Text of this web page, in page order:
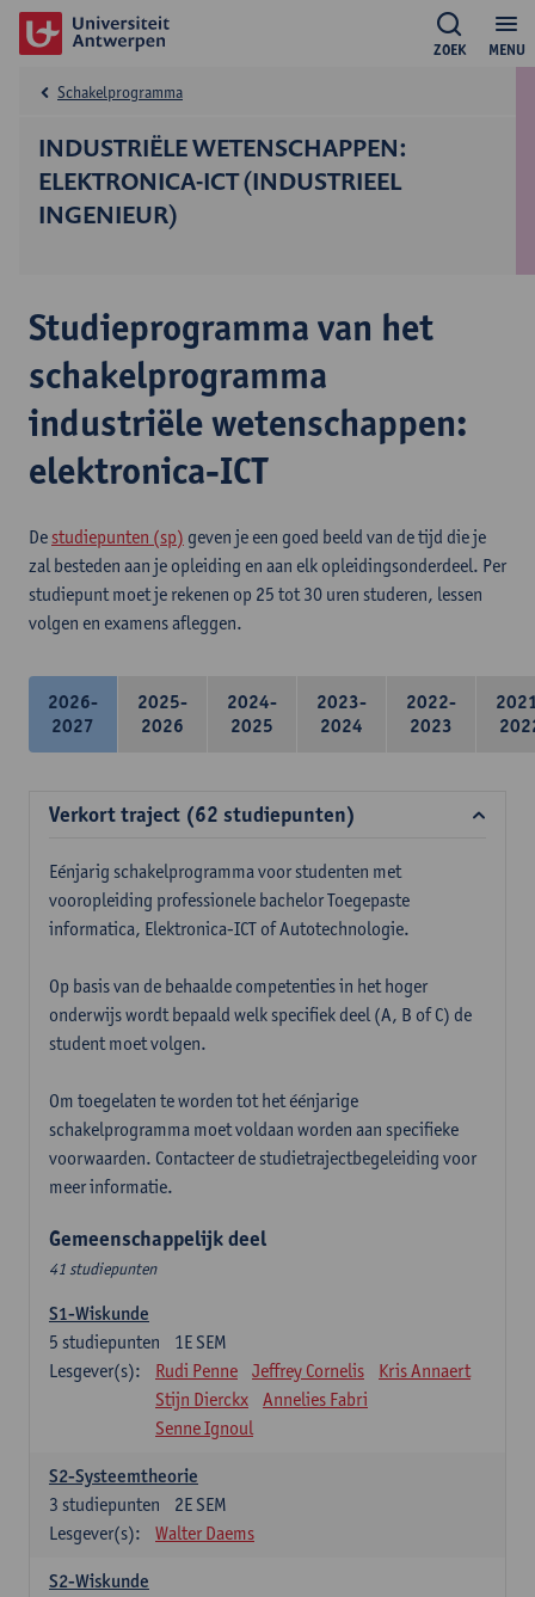
MENU
ZOEK
INDUSTRIËLE WETENSCHAPPEN:
ELEKTRONICA-ICT (INDUSTRIEEL
INGENIEUR)
Schakelprogramma
Studieprogramma van het
schakelprogramma
industriële wetenschappen:
elektronica-ICT
De studiepunten (sp) geven je een goed beeld van de tijd die je
zal besteden aan je opleiding en aan elk opleidingsonderdeel. Per
studiepunt moet je rekenen op 25 tot 30 uren studeren, lessen
volgen en examens afleggen.
2026-
2027
2025-
2026
2024-
2025
2023-
2024
2022-
2023
Verkort traject (62 studiepunten)
Eénjarig schakelprogramma voor studenten met
vooropleiding professionele bachelor Toegepaste
informatica, Elektronica-ICT of Autotechnologie.
Op basis van de behaalde competenties in het hoger
onderwijs wordt bepaald welk specifiek deel (A, B of C) de
student moet volgen.
Om toegelaten te worden tot het éénjarige
schakelprogramma moet voldaan worden aan specifieke
voorwaarden. Contacteer de studietrajectbegeleiding voor
meer informatie.
Gemeenschappelijk deel
41 studiepunten
S1-Wiskunde
1E SEM
5 studiepunten
Lesgever(s):
Rudi Penne Jeffrey Cornelis
Kris Annaert
Stijn Dierckx
Annelies Fabri
Senne Ignoul
S2-Systeemtheorie
2E SEM
3 studiepunten
Lesgever(s):
Walter Daems
S2-Wiskunde